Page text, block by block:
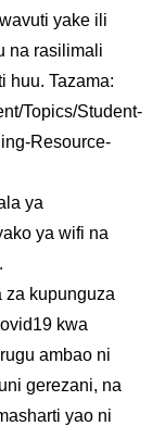
yake ili
na rasilimali
huu. Tazama:
Topics/Student-
Resource-
ya
ya wifi na
za kupunguza
kwa
ambao ni
gerezani, na
yao ni